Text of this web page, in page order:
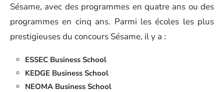
Sésame, avec des programmes en quatre ans ou des
programmes en cinq ans. Parmi les écoles les plus
prestigieuses du concours Sésame, il y a :
ESSEC Business School
KEDGE Business School
NEOMA Business School